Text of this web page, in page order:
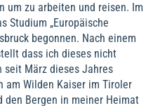
um zu arbeiten und reisen. Im
Studium „Europäische
begonnen. Nach einem
dass ich dieses nicht
März dieses Jahres
am Wilden Kaiser im Tiroler
den Bergen in meiner Heimat